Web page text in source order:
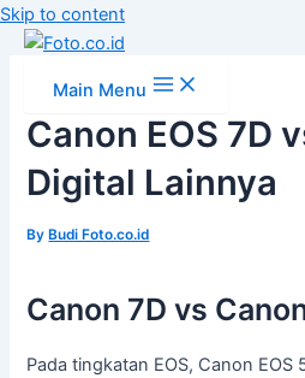
Skip to content
Main Menu
Canon EOS 7D
Digital Lainnya
By Budi Foto.co.id
Canon 7D vs
Pada tingkatan EOS, Canon EOS